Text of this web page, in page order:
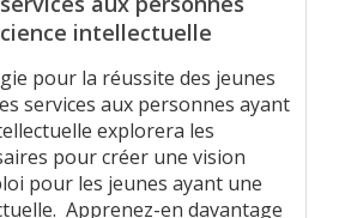
intellectuelle
pour la réussite des jeunes
services aux personnes ayant
explorera les
pour créer une vision
pour les jeunes ayant une
Apprenez-en davantage